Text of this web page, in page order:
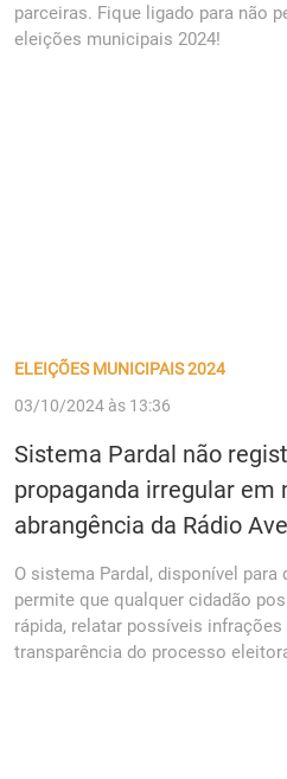
parceiras. Fique ligado para não
eleições municipais 2024!
ELEIÇÕES MUNICIPAIS 2024
03/10/2024 às 13:36
Sistema Pardal não
propaganda irregular em
abrangência da Rádio
O sistema Pardal, disponível
permite que qualquer cidadão
rápida, relatar possíveis
transparência do processo